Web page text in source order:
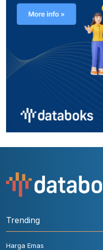
Trending
Harga Emas